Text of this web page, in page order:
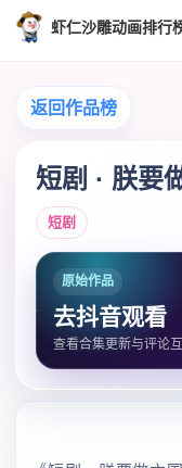
虾仁沙雕动画排行
返回作品榜
短剧 · 朕要
短剧
原始作品
去抖音观看
查看合集更新与评论